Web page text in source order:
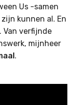
Us -samen
kunnen al. En
Van verfijnde
mijnheer
.